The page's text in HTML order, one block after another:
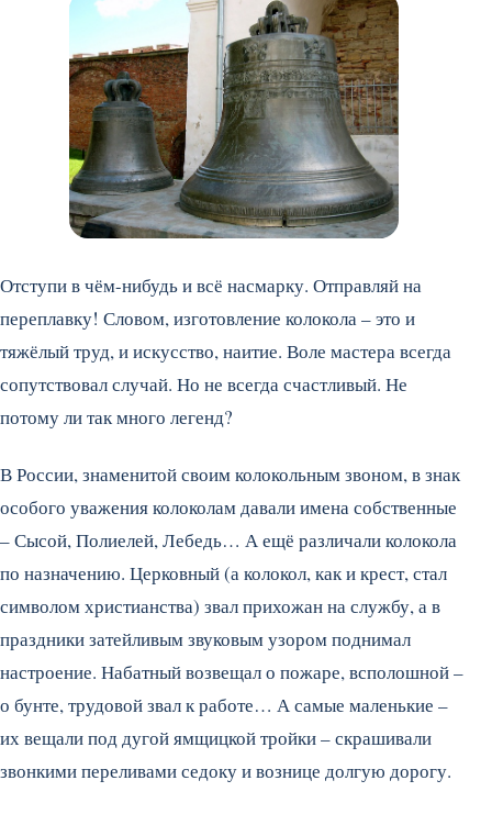
Отступи в чём-нибудь и всё насмарку. Отправляй на
переплавку! Словом, изготовление колокола – это и
тяжёлый труд, и искусство, наитие. Воле мастера всегда
сопутствовал случай. Но не всегда счастливый. Не
потому ли так много легенд?
В России, знаменитой своим колокольным звоном, в знак
особого уважения колоколам давали имена собственные
– Сысой, Полиелей, Лебедь… А ещё различали колокола
по назначению. Церковный (а колокол, как и крест, стал
символом христианства) звал прихожан на службу, а в
праздники затейливым звуковым узором поднимал
настроение. Набатный возвещал о пожаре, всполошной –
о бунте, трудовой звал к работе… А самые маленькие –
их вещали под дугой ямщицкой тройки – скрашивали
звонкими переливами седоку и вознице долгую дорогу.